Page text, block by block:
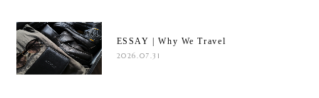
ESSAY | Why We Travel
2026.07.31